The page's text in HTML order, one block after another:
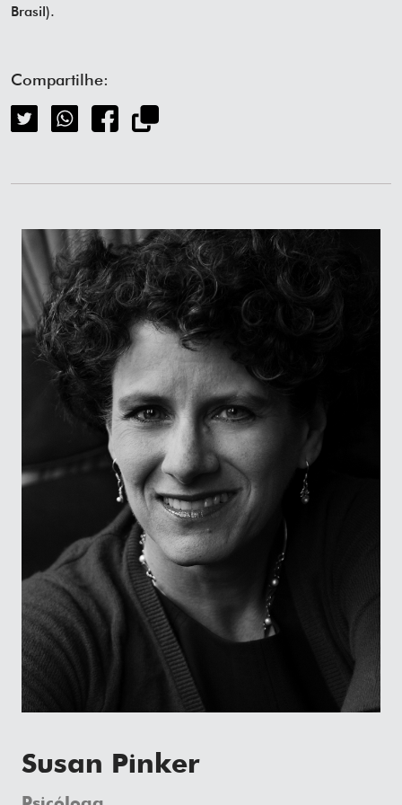
Brasil).
Compartilhe:
Susan Pinker